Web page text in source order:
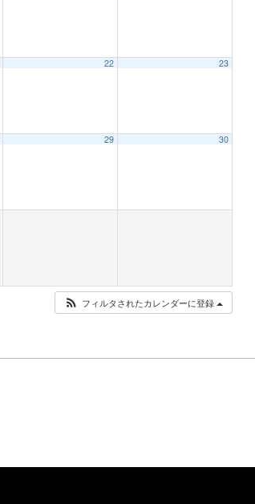
22 23
29 30
フィルタされたカレンダーに登録